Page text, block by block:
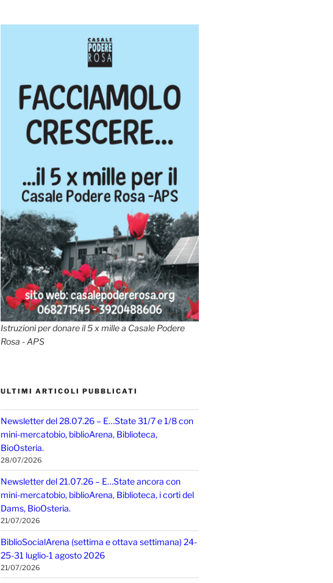
Istruzioni per donare il 5 x mille a Casale Podere
Rosa - APS
ULTIMI ARTICOLI PUBBLICATI
Newsletter del 28.07.26 – E…State 31/7 e 1/8 con
mini-mercatobio, biblioArena, Biblioteca,
BioOsteria.
28/07/2026
Newsletter del 21.07.26 – E…State ancora con
mini-mercatobio, biblioArena, Biblioteca, i corti del
Dams, BioOsteria.
21/07/2026
BiblioSocialArena (settima e ottava settimana) 24-
25-31 luglio-1 agosto 2026
21/07/2026